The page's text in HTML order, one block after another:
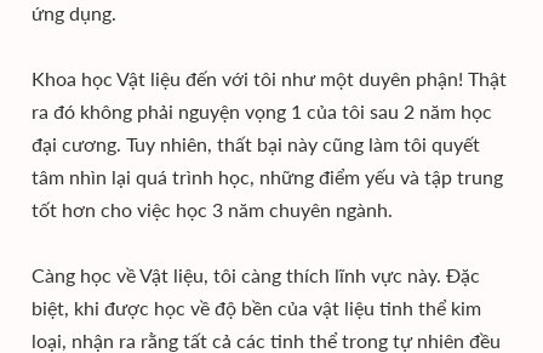
ứng dụng.
Khoa học Vật liệu đến với tôi như một duyên phận! Thật
ra đó không phải nguyện vọng 1 của tôi sau 2 năm học
đại cương. Tuy nhiên, thất bại này cũng làm tôi quyết
tâm nhìn lại quá trình học, những điểm yếu và tập trung
tốt hơn cho việc học 3 năm chuyên ngành.
Càng học về Vật liệu, tôi càng thích lĩnh vực này. Đặc
biệt, khi được học về độ bền của vật liệu tinh thể kim
loại, nhận ra rằng tất cả các tinh thể trong tự nhiên đều